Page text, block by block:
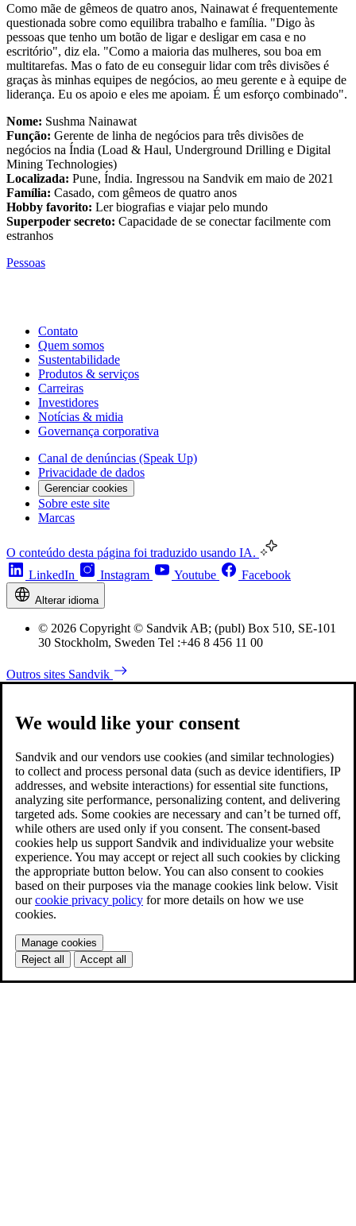
Como mãe de gêmeos de quatro anos, Nainawat é frequentemente
questionada sobre como equilibra trabalho e família. "Digo às
pessoas que tenho um botão de ligar e desligar em casa e no
escritório", diz ela. "Como a maioria das mulheres, sou boa em
multitarefas. Mas o fato de eu conseguir lidar com três divisões é
graças às minhas equipes de negócios, ao meu gerente e à equipe de
liderança. Eu os apoio e eles me apoiam. É um esforço combinado".
Nome: Sushma Nainawat
Função: Gerente de linha de negócios para três divisões de
negócios na Índia (Load & Haul, Underground Drilling e Digital
Mining Technologies)
Localizada: Pune, Índia. Ingressou na Sandvik em maio de 2021
Família: Casado, com gêmeos de quatro anos
Hobby favorito: Ler biografias e viajar pelo mundo
Superpoder secreto: Capacidade de se conectar facilmente com
estranhos
Pessoas
Contato
Quem somos
Sustentabilidade
Produtos & serviços
Carreiras
Investidores
Notícias & midia
Governança corporativa
Canal de denúncias (Speak Up)
Privacidade de dados
Gerenciar cookies
Sobre este site
Marcas
O conteúdo desta página foi traduzido usando IA.
LinkedIn
Instagram Youtube Facebook
Alterar idioma
© 2026 Copyright © Sandvik AB; (publ) Box 510, SE-101
30 Stockholm, Sweden Tel :+46 8 456 11 00
Outros sites Sandvik
We would like your consent
Sandvik and our vendors use cookies (and similar technologies)
to collect and process personal data (such as device identifiers, IP
addresses, and website interactions) for essential site functions,
analyzing site performance, personalizing content, and delivering
targeted ads. Some cookies are necessary and can’t be turned off,
while others are used only if you consent. The consent-based
cookies help us support Sandvik and individualize your website
experience. You may accept or reject all such cookies by clicking
the appropriate button below. You can also consent to cookies
based on their purposes via the manage cookies link below. Visit
ourcookie privacy policy for more details on how we use
cookies.
Manage cookies
Reject all
Accept all